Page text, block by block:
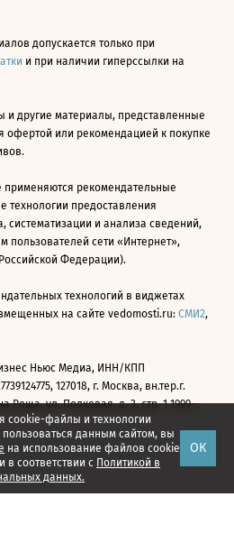
cookie-файлы и технологии
данным сайтом, вы
на использование файлов cookie
в соответствии с Политикой в
данных.
ОК
допускается только при
и при наличии гиперссылки на
и другие материалы, представленные
офертой или рекомендацией к покупке
рекомендательные
технологии предоставления
систематизации и анализа сведений,
пользователей сети «Интернет»,
Федерации).
технологий в виджетах
на сайте vedomosti.ru: СМИ2,
Ньюс Медиа, ИНН/КПП
127018, г. Москва, вн.тер.г.
Роща, ул. Полковая, д. 3, стр. 1 1999—